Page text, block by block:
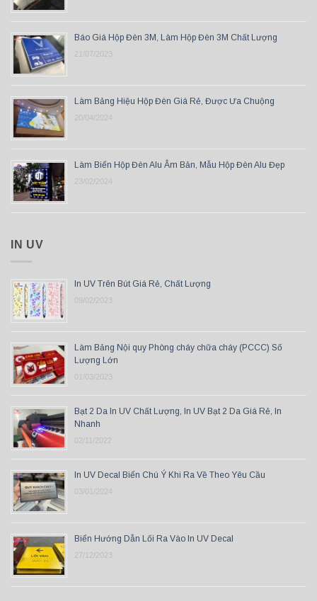
Báo Giá Hộp Đèn 3M, Làm Hộp Đèn 3M Chất Lượng
21/07/2023
Làm Bảng Hiệu Hộp Đèn Giá Rẻ, Được Ưa Chuộng
20/04/2024
Làm Biển Hộp Đèn Alu Âm Bản, Mẫu Hộp Đèn Alu Đẹp
23/02/2024
IN UV
In UV Trên Bút Giá Rẻ, Chất Lượng
09/02/2023
Làm Bảng Nội quy Phòng cháy chữa cháy (PCCC) Số
Lượng Lớn
01/03/2023
Bạt 2 Da In UV Chất Lượng, In UV Bạt 2 Da Giá Rẻ, In
Nhanh
02/11/2022
In UV Decal Biển Chú Ý Khi Ra Về Theo Yêu Cầu
03/01/2024
Biển Hướng Dẫn Lối Ra Vào In UV Decal
27/12/2023